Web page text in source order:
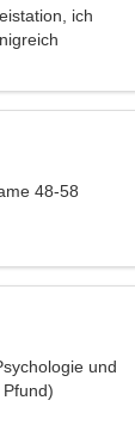
ich
48-58
und